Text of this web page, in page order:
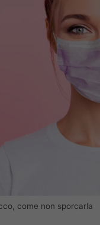
come non sporcarla